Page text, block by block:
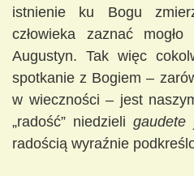
istnienie ku Bogu
człowieka zaznać
Augustyn. Tak więc
spotkanie z Bogiem –
w wieczności – jest
„radość” niedzieli gaudete
radością wyraźnie